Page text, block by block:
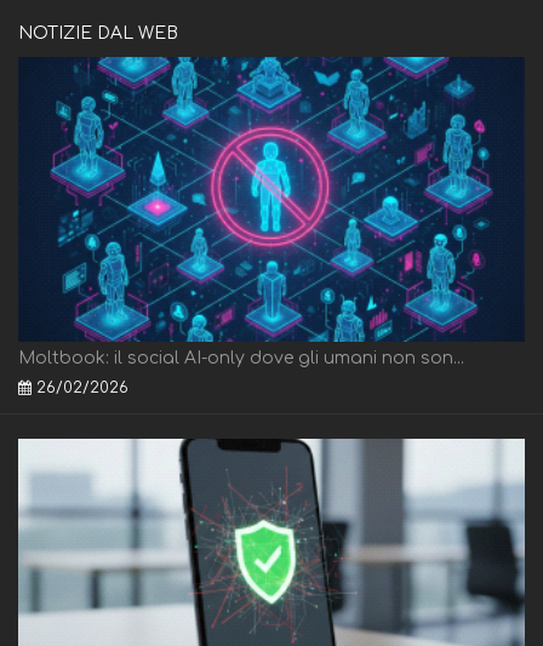
NOTIZIE DAL WEB
Moltbook: il social AI-only dove gli umani non son...
26/02/2026